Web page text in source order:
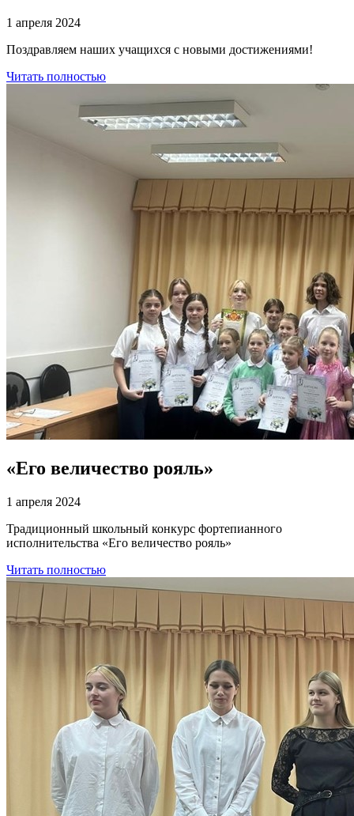
1 апреля 2024
Поздравляем наших учащихся с новыми достижениями!
Читать полностью
«Его величество рояль»
1 апреля 2024
Традиционный школьный конкурс фортепианного
исполнительства «Его величество рояль»
Читать полностью